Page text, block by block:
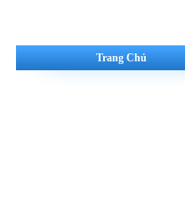
Trang Chủ